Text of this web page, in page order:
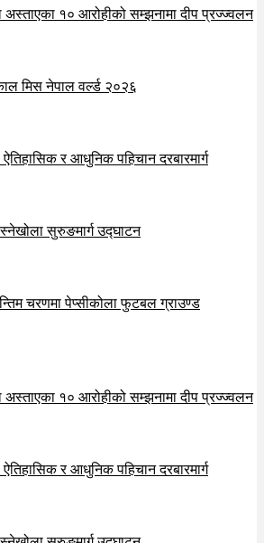
अस्ताएका १० आरोहीको सम्झनामा दीप प्रज्ज्वलन
मिस नेपाल वर्ल्ड २०२६
र आधुनिक पहिचान दरबारमार्ग
सुरुङमार्ग उद्घाटन
चरणमा पेप्सीकोला फुटबल ग्राउण्ड
अस्ताएका १० आरोहीको सम्झनामा दीप प्रज्ज्वलन
र आधुनिक पहिचान दरबारमार्ग